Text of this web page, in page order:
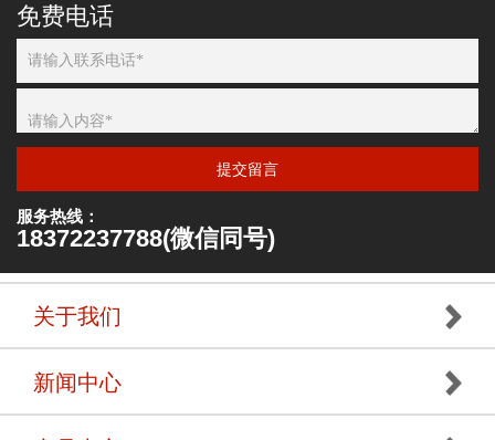
免费电话
提交留言
服务热线：
18372237788(微信同号)
关于我们
新闻中心